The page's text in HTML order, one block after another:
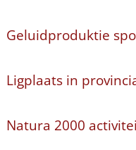
Geluidproduktie
Ligplaats in
Natura 2000